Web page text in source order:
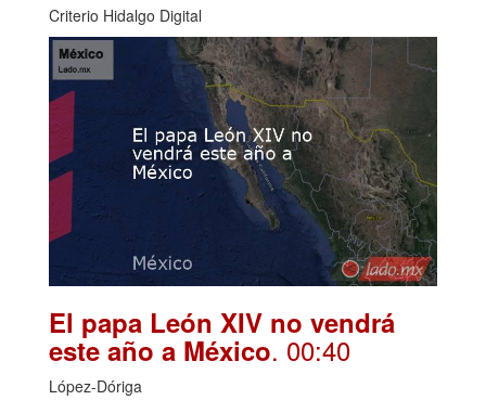
Criterio Hidalgo Digital
El papa León XIV no vendrá
este año a México. 00:40
López-Dóriga